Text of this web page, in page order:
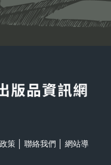
策 聯絡我們
網站導